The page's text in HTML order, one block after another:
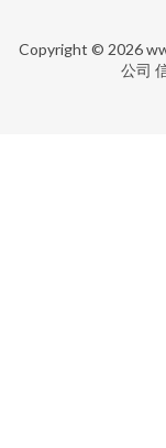
Copyright © 2026
公司